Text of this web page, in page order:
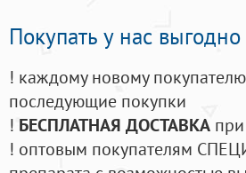
Покупать у нас выгодно
! каждому новому покупателю
последующие покупки
! БЕСПЛАТНАЯ ДОСТАВКА
! оптовым покупателям